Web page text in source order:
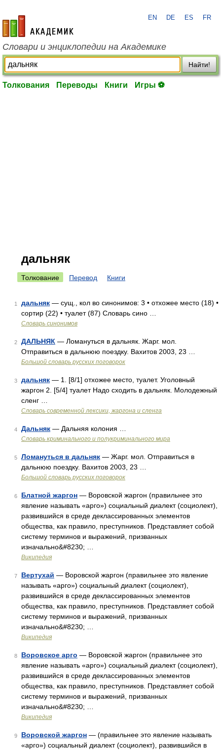
academic.ru
EN DE ES FR
Словари и энциклопедии на Академике
Найти!
Толкования Переводы Книги Игры ⚽
дальняк
Толкование Перевод Книги
1 дальняк — сущ., кол во синонимов: 3 • отхожее место (18) •
сортир (22) • туалет (87) Словарь сино …
Словарь синонимов
2 ДАЛЬНЯК — Ломануться в дальняк. Жарг. мол.
Отправиться в дальнюю поездку. Вахитов 2003, 23 …
Большой словарь русских поговорок
3 дальняк — 1. [8/1] отхожее место, туалет. Уголовный
жаргон 2. [5/4] туалет Надо сходить в дальняк. Молодежный
сленг …
Cловарь современной лексики, жаргона и сленга
4 Дальняк — Дальняя колония …
Словарь криминального и полукриминального мира
5 Ломануться в дальняк — Жарг. мол. Отправиться в
дальнюю поездку. Вахитов 2003, 23 …
Большой словарь русских поговорок
6 Блатной жаргон — Воровской жаргон (правильнее это
явление называть «арго») социальный диалект (социолект),
развившийся в среде деклассированных элементов
общества, как правило, преступников. Представляет собой
систему терминов и выражений, призванных
изначально&#8230; …
Википедия
7 Вертухай — Воровской жаргон (правильнее это явление
называть «арго») социальный диалект (социолект),
развившийся в среде деклассированных элементов
общества, как правило, преступников. Представляет собой
систему терминов и выражений, призванных
изначально&#8230; …
Википедия
8 Воровское арго — Воровской жаргон (правильнее это
явление называть «арго») социальный диалект (социолект),
развившийся в среде деклассированных элементов
общества, как правило, преступников. Представляет собой
систему терминов и выражений, призванных
изначально&#8230; …
Википедия
9 Воровской жаргон — (правильнее это явление называть
«арго») социальный диалект (социолект), развившийся в